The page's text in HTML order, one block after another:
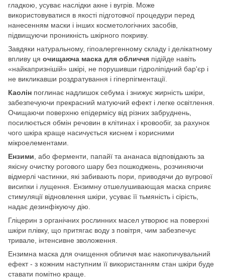
гладкою, усуває наслідки акне і вугрів. Може
використовуватися в якості підготовчої процедури перед
нанесенням маски і інших косметологічних засобів,
підвищуючи проникність шкірного покриву.
Завдяки натуральному, гіпоалергенному складу і делікатному
впливу ця очищаюча маска для обличчя підійде навіть
«найкапризнішій» шкірі, не порушивши гідроліпідний бар'єр і
не викликавши роздратування і гіперпігментації.
Каолін поглинає надлишок себума і знижує жирність шкіри,
забезпечуючи прекрасний матуючий ефект і легке освітлення.
Очищаючи поверхню епідермісу від різних забруднень,
посилюється обмін речовин в клітинах і кровообіг, за рахунок
чого шкіра краще насичується киснем і корисними
мікроелементами.
Ензими , або ферменти, папайї та ананаса відповідають за
якісну очистку рогового шару без пошкоджень, розчиняючи
відмерлі частинки, які забивають пори, приводячи до вугрової
висипки і лущення. Ензимну отшелушивающая маска сприяє
стимуляції відновлення шкіри, усуває її тьмяність і сірість,
надає дезинфікуючу дію.
Гліцерин з органічних рослинних масел утворює на поверхні
шкіри плівку, що притягає воду з повітря, чим забезпечує
тривале, інтенсивне зволоження.
Ензимна маска для очищення обличчя має накопичувальний
ефект - з кожним наступним її використанням стан шкіри буде
ставати помітно краще.